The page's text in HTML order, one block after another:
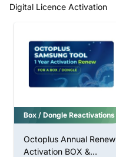
Digital Licence Activation
Box / Dongle Reactivations
Octoplus Annual Renew
Activation BOX &